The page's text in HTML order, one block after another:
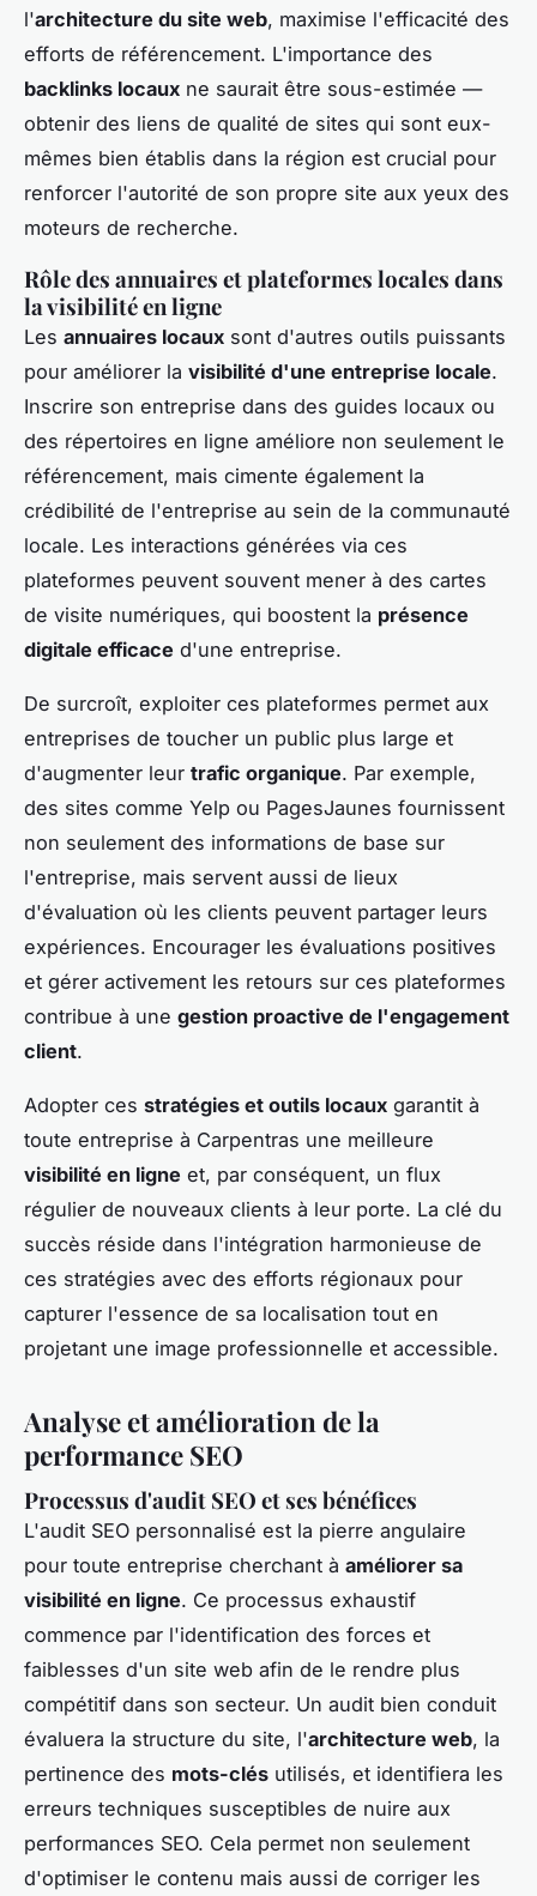
l'architecture du site web, maximise l'efficacité des
efforts de référencement. L'importance des
backlinks locaux ne saurait être sous-estimée —
obtenir des liens de qualité de sites qui sont eux-
mêmes bien établis dans la région est crucial pour
renforcer l'autorité de son propre site aux yeux des
moteurs de recherche.
Rôle des annuaires et plateformes locales dans
la visibilité en ligne
Les annuaires locaux sont d'autres outils puissants
pour améliorer la visibilité d'une entreprise locale.
Inscrire son entreprise dans des guides locaux ou
des répertoires en ligne améliore non seulement le
référencement, mais cimente également la
crédibilité de l'entreprise au sein de la communauté
locale. Les interactions générées via ces
plateformes peuvent souvent mener à des cartes
de visite numériques, qui boostent la présence
digitale efficace d'une entreprise.
De surcroît, exploiter ces plateformes permet aux
entreprises de toucher un public plus large et
d'augmenter leur trafic organique. Par exemple,
des sites comme Yelp ou PagesJaunes fournissent
non seulement des informations de base sur
l'entreprise, mais servent aussi de lieux
d'évaluation où les clients peuvent partager leurs
expériences. Encourager les évaluations positives
et gérer activement les retours sur ces plateformes
contribue à une gestion proactive de l'engagement
client.
Adopter ces stratégies et outils locaux garantit à
toute entreprise à Carpentras une meilleure
visibilité en ligne et, par conséquent, un flux
régulier de nouveaux clients à leur porte. La clé du
succès réside dans l'intégration harmonieuse de
ces stratégies avec des efforts régionaux pour
capturer l'essence de sa localisation tout en
projetant une image professionnelle et accessible.
Analyse et amélioration de la
performance SEO
Processus d'audit SEO et ses bénéfices
L'audit SEO personnalisé est la pierre angulaire
pour toute entreprise cherchant à améliorer sa
visibilité en ligne. Ce processus exhaustif
commence par l'identification des forces et
faiblesses d'un site web afin de le rendre plus
compétitif dans son secteur. Un audit bien conduit
évaluera la structure du site, l'architecture web, la
pertinence des mots-clés utilisés, et identifiera les
erreurs techniques susceptibles de nuire aux
performances SEO. Cela permet non seulement
d'optimiser le contenu mais aussi de corriger les